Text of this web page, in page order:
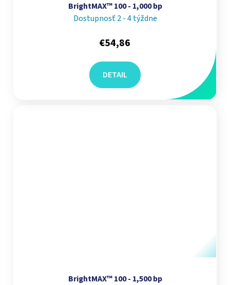
BrightMAX™ 100 - 1,000 bp
Dostupnosť 2 - 4 týždne
€54,86
DETAIL
BrightMAX™ 100 - 1,500 bp